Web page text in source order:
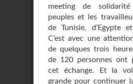
meeting de
peuples et les
de Tunisie, d’Egypte et
C’est avec une
de quelques trois
de 120 personnes ont
cet échange. Et la
grande pour continuer